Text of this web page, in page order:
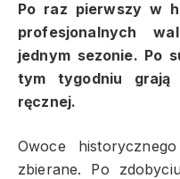
Po raz pierwszy w
profesjonalnych
jednym sezonie. Po
tym tygodniu grają
ręcznej.
Owoce
zbierane. Po